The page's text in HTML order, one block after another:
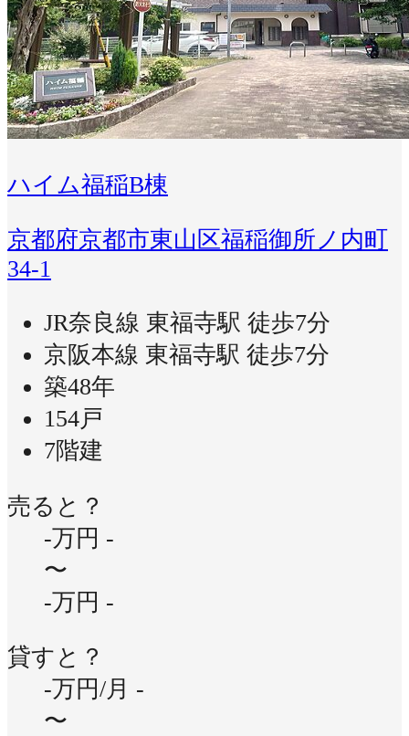
ハイム福稲B棟
京都府京都市東山区福稲御所ノ内町
34-1
JR奈良線 東福寺駅 徒歩7分
京阪本線 東福寺駅 徒歩7分
築48年
154戸
7階建
売ると？
-万円 -
〜
-万円 -
貸すと？
-万円/月 -
〜